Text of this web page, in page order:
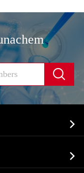


